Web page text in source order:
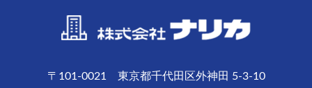
〒101-0021 東京都千代田区外神田 5-3-10